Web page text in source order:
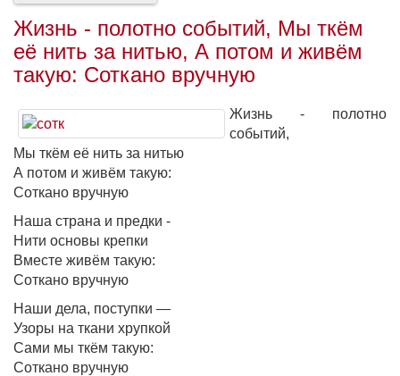
Жизнь - полотно событий, Мы ткём
её нить за нитью, А потом и живём
такую: Соткано вручную
Жизнь - полотно
событий,
Мы ткём её нить за нитью
А потом и живём такую:
Соткано вручную
Наша страна и предки -
Нити основы крепки
Вместе живём такую:
Соткано вручную
Наши дела, поступки —
Узоры на ткани хрупкой
Сами мы ткём такую:
Соткано вручную